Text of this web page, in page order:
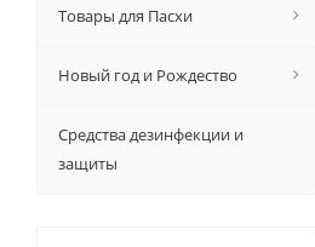
Товары для Пасхи
Новый год и Рождество
Средства дезинфекции и
защиты